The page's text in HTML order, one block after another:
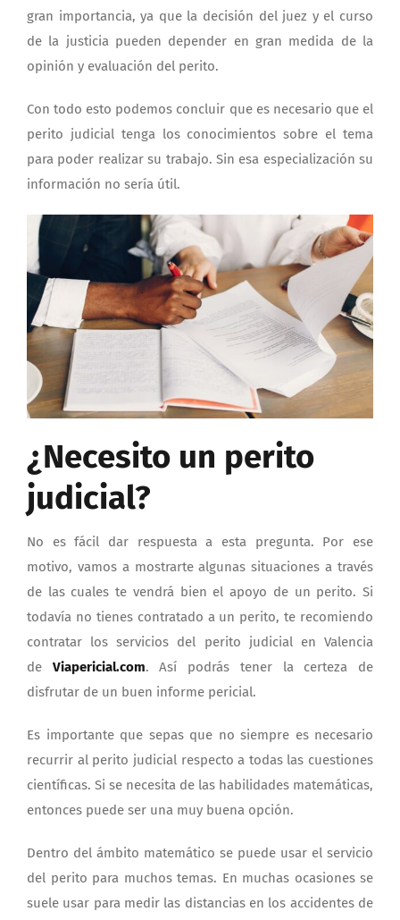
gran importancia, ya que la decisión del juez y el curso
de la justicia pueden depender en gran medida de la
opinión y evaluación del perito.
Con todo esto podemos concluir que es necesario que el
perito judicial tenga los conocimientos sobre el tema
para poder realizar su trabajo. Sin esa especialización su
información no sería útil.
¿Necesito un perito
judicial?
No es fácil dar respuesta a esta pregunta. Por ese
motivo, vamos a mostrarte algunas situaciones a través
de las cuales te vendrá bien el apoyo de un perito. Si
todavía no tienes contratado a un perito, te recomiendo
contratar los servicios del perito judicial en Valencia
de Viapericial.com. Así podrás tener la certeza de
disfrutar de un buen informe pericial.
Es importante que sepas que no siempre es necesario
recurrir al perito judicial respecto a todas las cuestiones
científicas. Si se necesita de las habilidades matemáticas,
entonces puede ser una muy buena opción.
Dentro del ámbito matemático se puede usar el servicio
del perito para muchos temas. En muchas ocasiones se
suele usar para medir las distancias en los accidentes de